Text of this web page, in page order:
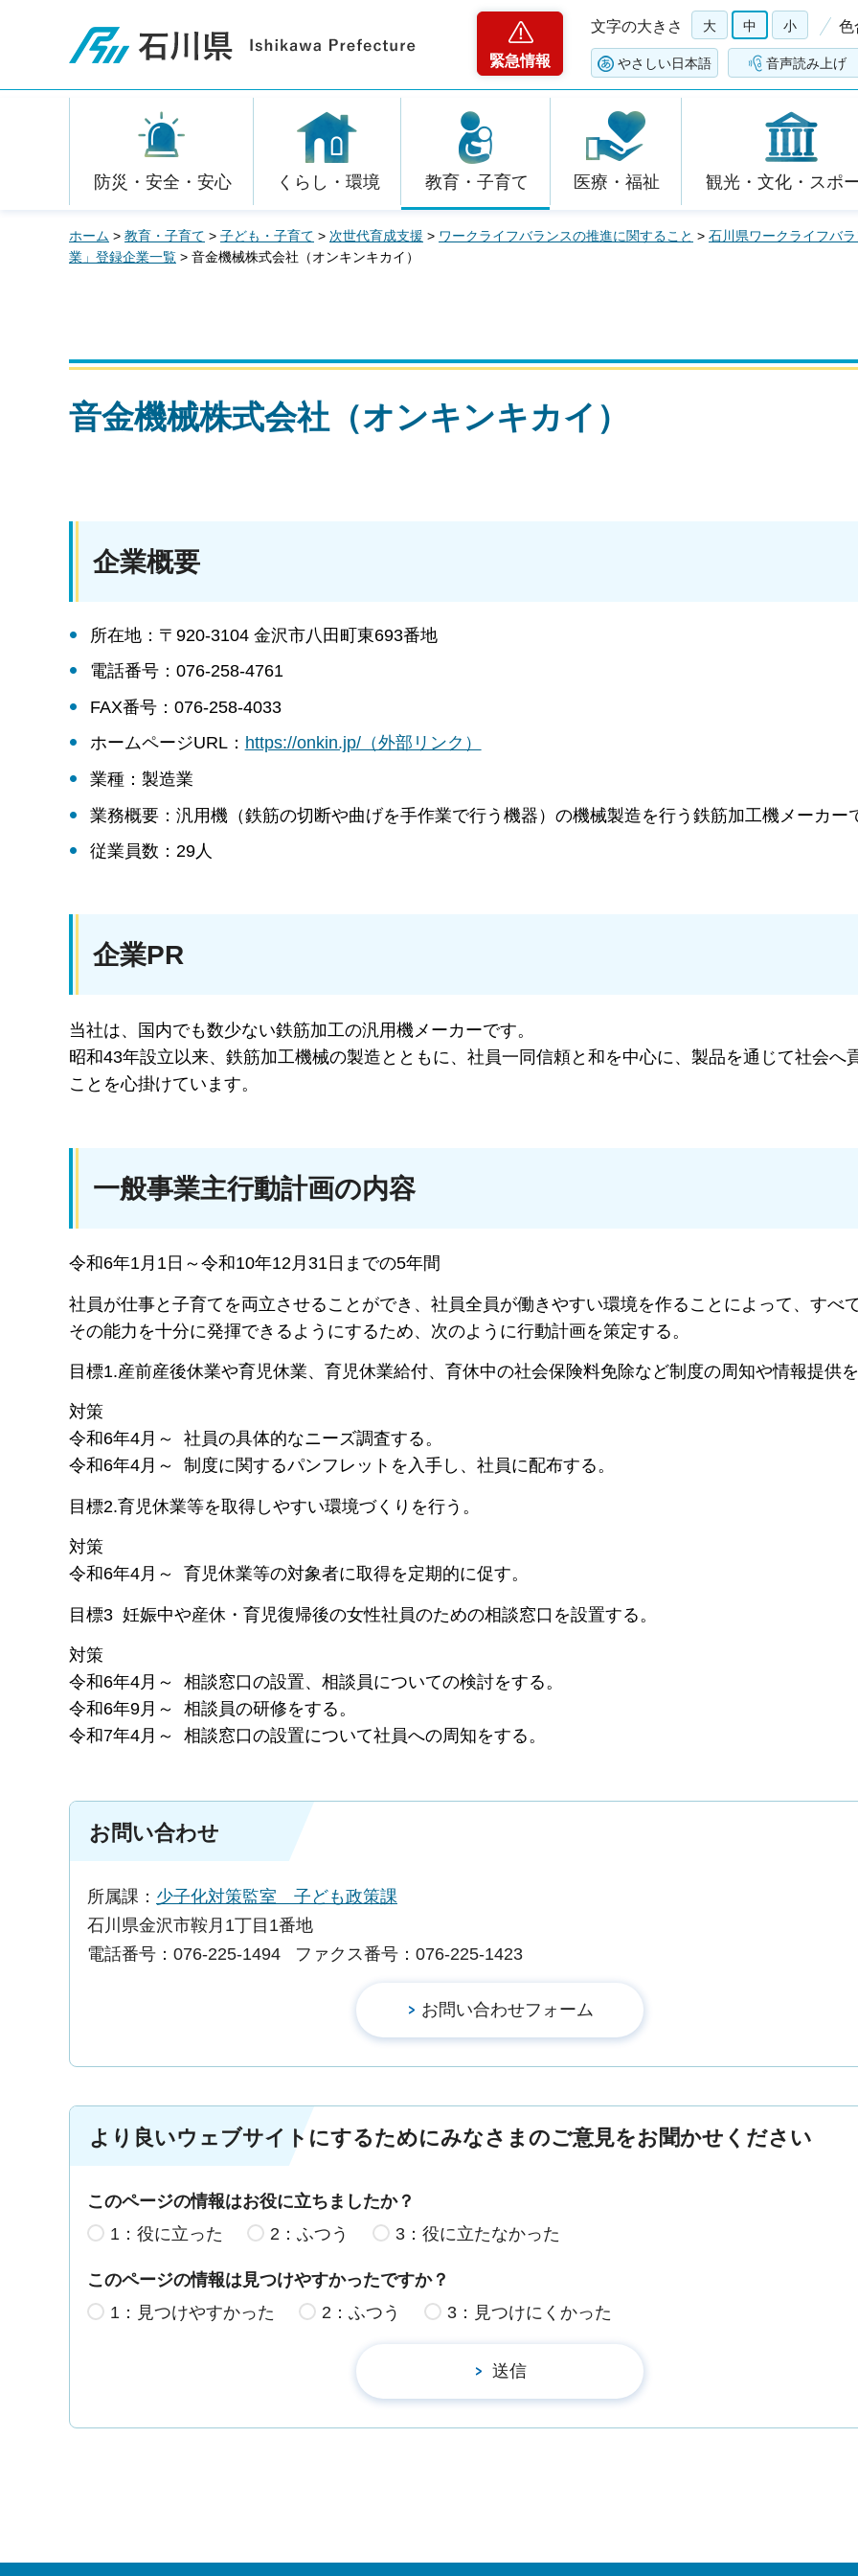
石川県
緊急情報
文字の大きさ 大 中 小 色
やさしい日本語 音声読み上げ
防災・安全・安心 くらし・環境 教育・子育て 医療・福祉 観光・文化・スポ
ホーム > 教育・子育て > 子ども・子育て > 次世代育成支援 > ワークライフバランスの推進に関すること > 石川県ワークライフバ
業」登録企業一覧 > 音金機械株式会社（オンキンキカイ）
音金機械株式会社（オンキンキカイ）
企業概要
所在地：〒920-3104 金沢市八田町東693番地
電話番号：076-258-4761
FAX番号：076-258-4033
ホームページURL： https://onkin.jp/（外部リンク）
業種：製造業
業務概要：汎用機（鉄筋の切断や曲げを手作業で行う機器）の機械製造を行う鉄筋加工機メーカー
従業員数：29人
企業PR
当社は、国内でも数少ない鉄筋加工の汎用機メーカーです。
昭和43年設立以来、鉄筋加工機械の製造とともに、社員一同信頼と和を中心に、製品を通じて社会へ
ことを心掛けています。
一般事業主行動計画の内容
令和6年1月1日～令和10年12月31日までの5年間
社員が仕事と子育てを両立させることができ、社員全員が働きやすい環境を作ることによって、すべ
その能力を十分に発揮できるようにするため、次のように行動計画を策定する。
目標1.産前産後休業や育児休業、育児休業給付、育休中の社会保険料免除など制度の周知や情報提供を
対策
令和6年4月～ 社員の具体的なニーズ調査する。
令和6年4月～ 制度に関するパンフレットを入手し、社員に配布する。
目標2.育児休業等を取得しやすい環境づくりを行う。
対策
令和6年4月～ 育児休業等の対象者に取得を定期的に促す。
目標3 妊娠中や産休・育児復帰後の女性社員のための相談窓口を設置する。
対策
令和6年4月～ 相談窓口の設置、相談員についての検討をする。
令和6年9月～ 相談員の研修をする。
令和7年4月～ 相談窓口の設置について社員への周知をする。
お問い合わせ
所属課： 少子化対策監室 子ども政策課
石川県金沢市鞍月1丁目1番地
電話番号：076-225-1494
ファクス番号：076-225-1423
より良いウェブサイトにするためにみなさまのご意見をお聞かせください
このページの情報はお役に立ちましたか？
1：役に立った
2：ふつう 3：役に立たなかった
このページの情報は見つけやすかったですか？
1：見つけやすかった
2：ふつう 3：見つけにくかった